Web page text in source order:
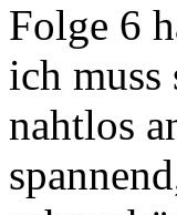
Folge 6
ich muss
nahtlos